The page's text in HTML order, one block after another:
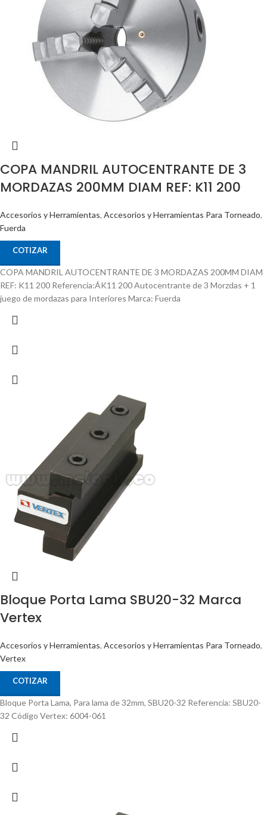
COPA MANDRIL AUTOCENTRANTE DE 3
MORDAZAS 200MM DIAM REF: K11 200
Accesorios y Herramientas, Accesorios y Herramientas Para Torneado,
Fuerda
COTIZAR
COPA MANDRIL AUTOCENTRANTE DE 3 MORDAZAS 200MM DIAM
REF: K11 200 Referencia:ÁK11 200 Autocentrante de 3 Morzdas + 1
juego de mordazas para Interiores Marca: Fuerda
Bloque Porta Lama SBU20-32 Marca
Vertex
Accesorios y Herramientas, Accesorios y Herramientas Para Torneado,
Vertex
COTIZAR
Bloque Porta Lama, Para lama de 32mm, SBU20-32 Referencia: SBU20-
32 Código Vertex: 6004-061